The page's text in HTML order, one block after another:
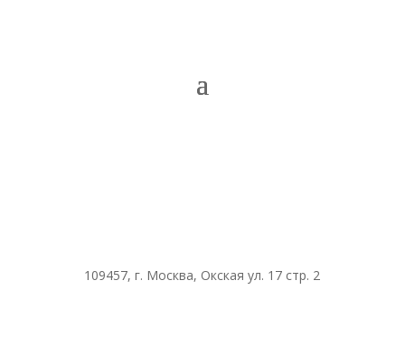
109457, г. Москва, Окская ул. 17 стр. 2